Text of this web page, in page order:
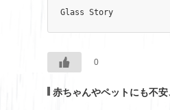
Glass Story
0
赤ちゃんやペットにも不